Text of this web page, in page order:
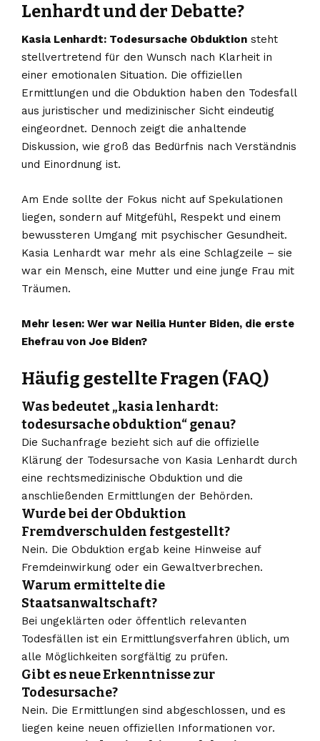
Lenhardt und der Debatte?
Kasia Lenhardt: Todesursache Obduktion steht
stellvertretend für den Wunsch nach Klarheit in
einer emotionalen Situation. Die offiziellen
Ermittlungen und die Obduktion haben den Todesfall
aus juristischer und medizinischer Sicht eindeutig
eingeordnet. Dennoch zeigt die anhaltende
Diskussion, wie groß das Bedürfnis nach Verständnis
und Einordnung ist.
Am Ende sollte der Fokus nicht auf Spekulationen
liegen, sondern auf Mitgefühl, Respekt und einem
bewussteren Umgang mit psychischer Gesundheit.
Kasia Lenhardt war mehr als eine Schlagzeile – sie
war ein Mensch, eine Mutter und eine junge Frau mit
Träumen.
Mehr lesen: Wer war Neilia Hunter Biden, die erste
Ehefrau von Joe Biden?
Häufig gestellte Fragen (FAQ)
Was bedeutet „kasia lenhardt:
todesursache obduktion“ genau?
Die Suchanfrage bezieht sich auf die offizielle
Klärung der Todesursache von Kasia Lenhardt durch
eine rechtsmedizinische Obduktion und die
anschließenden Ermittlungen der Behörden.
Wurde bei der Obduktion
Fremdverschulden festgestellt?
Nein. Die Obduktion ergab keine Hinweise auf
Fremdeinwirkung oder ein Gewaltverbrechen.
Warum ermittelte die
Staatsanwaltschaft?
Bei ungeklärten oder öffentlich relevanten
Todesfällen ist ein Ermittlungsverfahren üblich, um
alle Möglichkeiten sorgfältig zu prüfen.
Gibt es neue Erkenntnisse zur
Todesursache?
Nein. Die Ermittlungen sind abgeschlossen, und es
liegen keine neuen offiziellen Informationen vor.